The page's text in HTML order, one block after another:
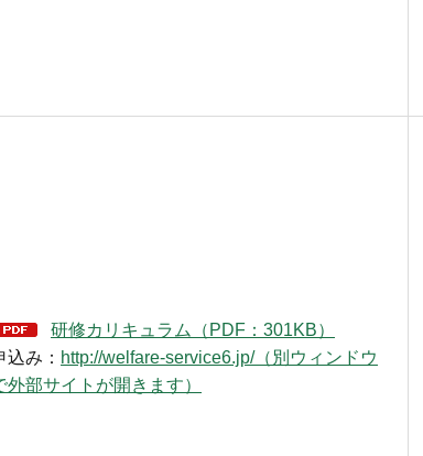
研修カリキュラム（PDF：301KB）
込み： http://welfare-service6.jp/（別ウィンドウ
外部サイトが開きます）